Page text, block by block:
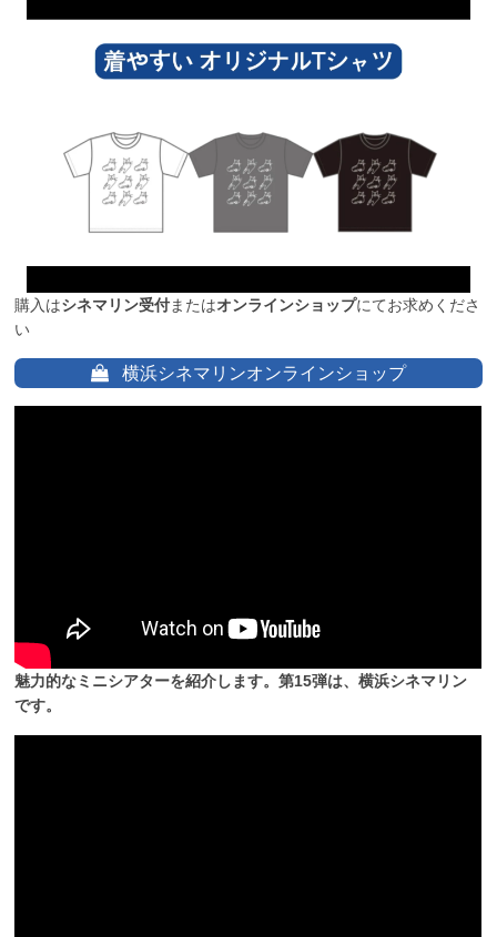
購入はシネマリン受付またはオンラインショップにてお求めくださ
い
横浜シネマリンオンラインショップ
魅力的なミニシアターを紹介します。第15弾は、横浜シネマリン
です。